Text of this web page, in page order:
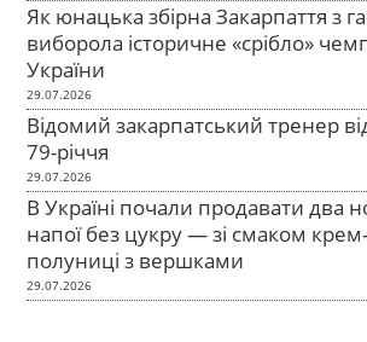
Як юнацька збірна Закарпаття з
виборола історичне «срібло»
України
29.07.2026
Відомий закарпатський тренер
79-річчя
29.07.2026
В Україні почали продавати два
напої без цукру — зі смаком
полуниці з вершками
29.07.2026